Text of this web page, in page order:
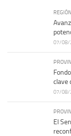
REGIÓN
07/08/
clave
07/08/
El